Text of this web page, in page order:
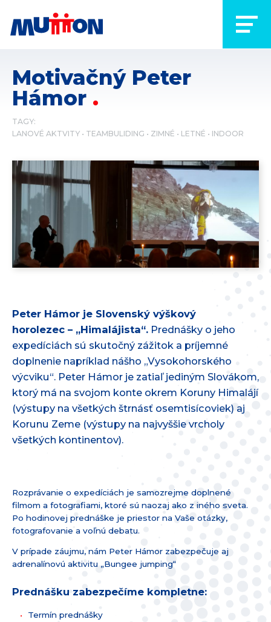
Motivačný Peter
Hámor
TAGY:
LANOVÉ AKTVITY
TEAMBULIDING ZIMNÉ LETNÉ INDOOR
Peter Hámor je Slovenský výškový
horolezec – „Himalájista“. Prednášky o jeho
expedíciách sú skutočný zážitok a príjemné
doplnenie napríklad nášho „Vysokohorského
výcviku“. Peter Hámor je zatiaľ jediným Slovákom,
ktorý má na svojom konte okrem Koruny Himalájí
(výstupy na všetkých štrnásť osemtisícoviek) aj
Korunu Zeme (výstupy na najvyššie vrcholy
všetkých kontinentov).
Rozprávanie o expedíciách je samozrejme doplnené
filmom a fotografiami, ktoré sú naozaj ako z iného sveta.
Po hodinovej prednáške je priestor na Vaše otázky,
fotografovanie a voľnú debatu.
V prípade záujmu, nám Peter Hámor zabezpečuje aj
adrenalínovú aktivitu „Bungee jumping“
Prednášku zabezpečíme kompletne:
Termín prednášky